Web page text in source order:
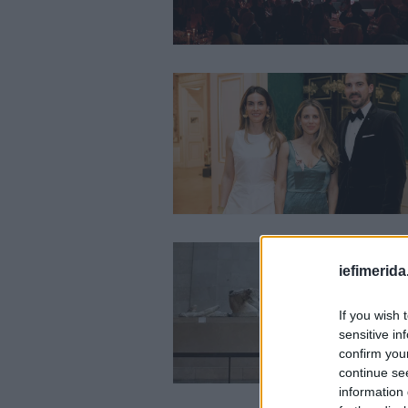
If you wish
sensitive
confirm
continue
information